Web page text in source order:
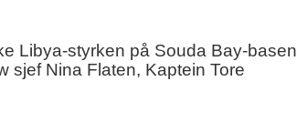
Libya-styrken på Souda Bay-basen
sjef Nina Flaten, Kaptein Tore